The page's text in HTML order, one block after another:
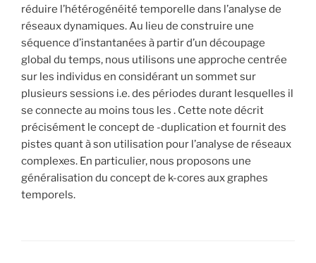
réduire l’hétérogénéité temporelle dans l’analyse de
réseaux dynamiques. Au lieu de construire une
séquence d’instantanées à partir d’un découpage
global du temps, nous utilisons une approche centrée
sur les individus en considérant un sommet sur
plusieurs sessions i.e. des périodes durant lesquelles il
se connecte au moins tous les . Cette note décrit
précisément le concept de -duplication et fournit des
pistes quant à son utilisation pour l’analyse de réseaux
complexes. En particulier, nous proposons une
généralisation du concept de k-cores aux graphes
temporels.